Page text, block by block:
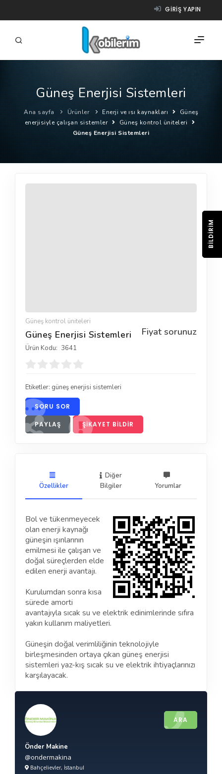
GIRIŞ YAPIN
FIRMALAR
ÜRÜNLER
NASIL ÇALIŞIR?
YARDIM
Güneş Enerjisi Sistemleri
Ana sayfa Ürünler Enerji ve ısı kaynakları
Güneş
enerjisiyle çalışan sistemler
Güneş kontrol üniteleri
Güneş Enerjisi Sistemleri
Güneş kontrol üniteleri
Fiyat sorunuz
Güneş Enerjisi Sistemleri
Ürün Kodu: 3641
Etiketler: güneş enerjisi sistemleri
SORU SOR
PAYLAŞ ŞIKAYET BILDIR
Özellikler
Diğer
Bilgiler
Yorumlar
Bol ve tükenmeyecek
olan enerji kaynağı
güneşin ışınlarının
emilmesi ile çalışan ve
doğal süreçlerden elde
edilen enerji avantajı.
Kurulumdan sonra kısa
sürede amorti
avantajıyla sıcak su ve elektrik edinimlerinde sıfıra
yakın kullanım maliyetleri.
Güneşin doğal verimliliğinin teknolojiyle
birleşmesinden ortaya çıkan güneş enerjisi
sistemleri yaz-kış sıcak su ve elektrik ihtiyaçlarınızı
karşılayacak.
ARA
Önder Makine
@ondermakina
Bahçelievler, İstanbul
BILDIRIM